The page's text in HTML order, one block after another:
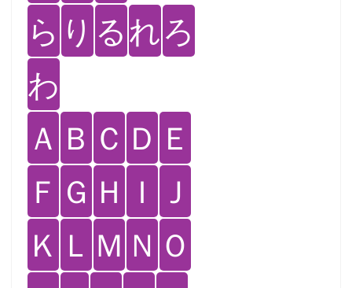
ら り るれろ
わ
Ａ Ｂ Ｃ Ｄ Ｅ
Ｆ Ｇ Ｈ Ｉ Ｊ
Ｋ Ｌ Ｍ Ｎ Ｏ